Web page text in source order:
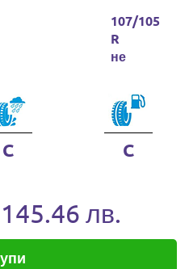
107/105
R
не
C C
лв.